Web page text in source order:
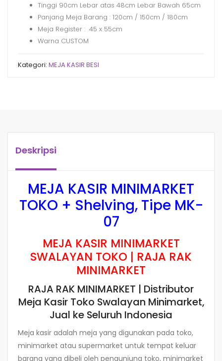
Tinggi 90cm Lebar atas 48cm Lebar Bawah 65cm
Panjang Meja Barang : 120cm / 150cm / 180cm
Meja Register : 45 x 55cm
Warna CUSTOM
Kategori: MEJA KASIR BESI
Deskripsi
MEJA KASIR MINIMARKET
TOKO + Shelving, Tipe MK-
07
MEJA KASIR MINIMARKET
SWALAYAN TOKO | RAJA RAK
MINIMARKET
RAJA RAK MINIMARKET | Distributor
Meja Kasir Toko Swalayan Minimarket,
Jual ke Seluruh Indonesia
Meja kasir adalah meja yang digunakan pada toko,
minimarket atau supermarket untuk tempat keluar
barang yang dibeli oleh pengunjung toko, minimarket